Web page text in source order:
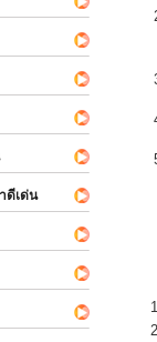
ดีเด่น